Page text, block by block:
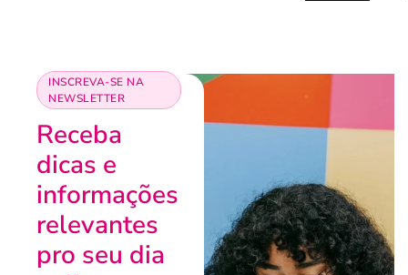
INSCREVA-SE NA
NEWSLETTER
Receba
dicas e
informações
relevantes
pro seu dia